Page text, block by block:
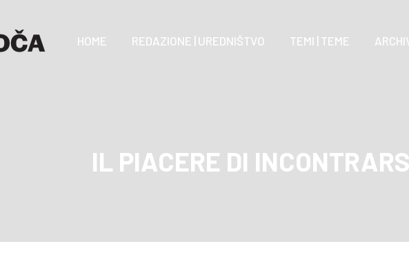
HOME REDAZIONE | UREDNIŠTVO TEMI | TEME
IL PIACERE DI